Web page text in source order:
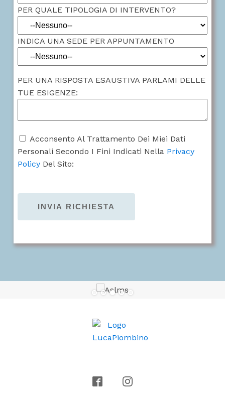
PER QUALE TIPOLOGIA DI INTERVENTO?
INDICA UNA SEDE PER APPUNTAMENTO
PER UNA RISPOSTA ESAUSTIVA PARLAMI DELLE
TUE ESIGENZE:
Acconsento Al Trattamento Dei Miei Dati
Personali Secondo I Fini Indicati Nella Privacy
PolicyDel Sito: